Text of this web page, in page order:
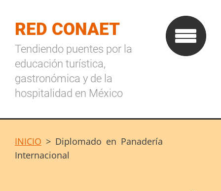
RED CONAET
Tendiendo puentes por la
educación turística,
gastronómica y de la
hospitalidad en México
INICIO > Diplomado en Panadería
Internacional